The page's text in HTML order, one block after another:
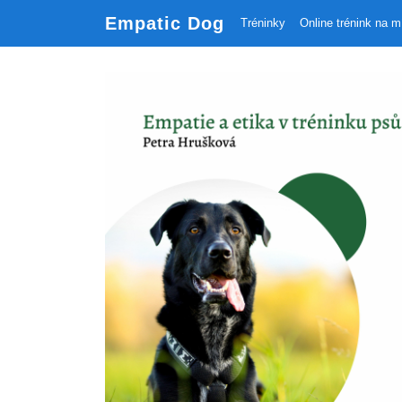
Empatic Dog Tréninky Online trénink na